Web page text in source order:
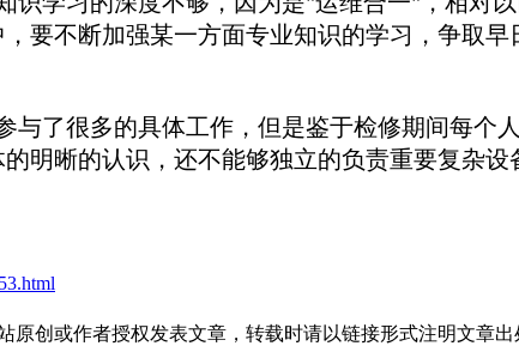
要不断加强某一方面专业知识的学习，争取
了很多的具体工作，但是鉴于检修期间每个
明晰的认识，还不能够独立的负责重要复杂
原创或作者授权发表文章，转载时请以链接形式注明文章出